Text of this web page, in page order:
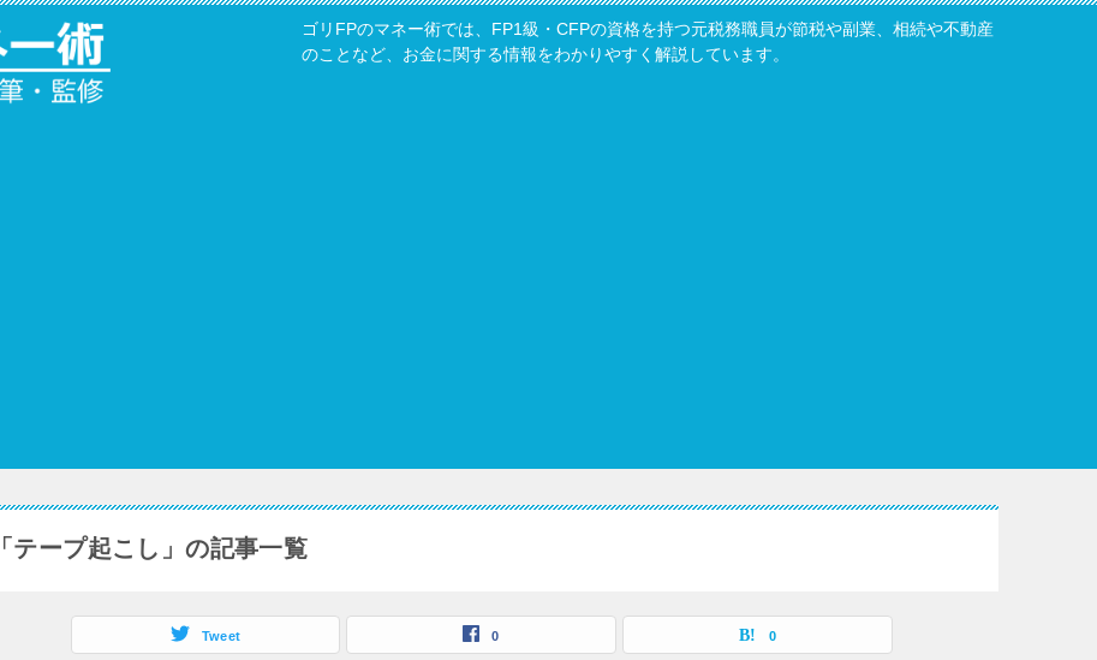
ゴリFPのマネー術では、FP1級・CFPの資格を持つ元税務職員が節税や副業、相続や不動産
のことなど、お金に関する情報をわかりやすく解説しています。
「テープ起こし」の記事一覧
Tweet 0 0